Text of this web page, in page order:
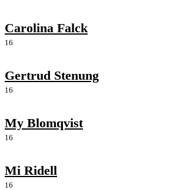
Carolina Falck
16
Gertrud Stenung
16
My Blomqvist
16
Mi Ridell
16